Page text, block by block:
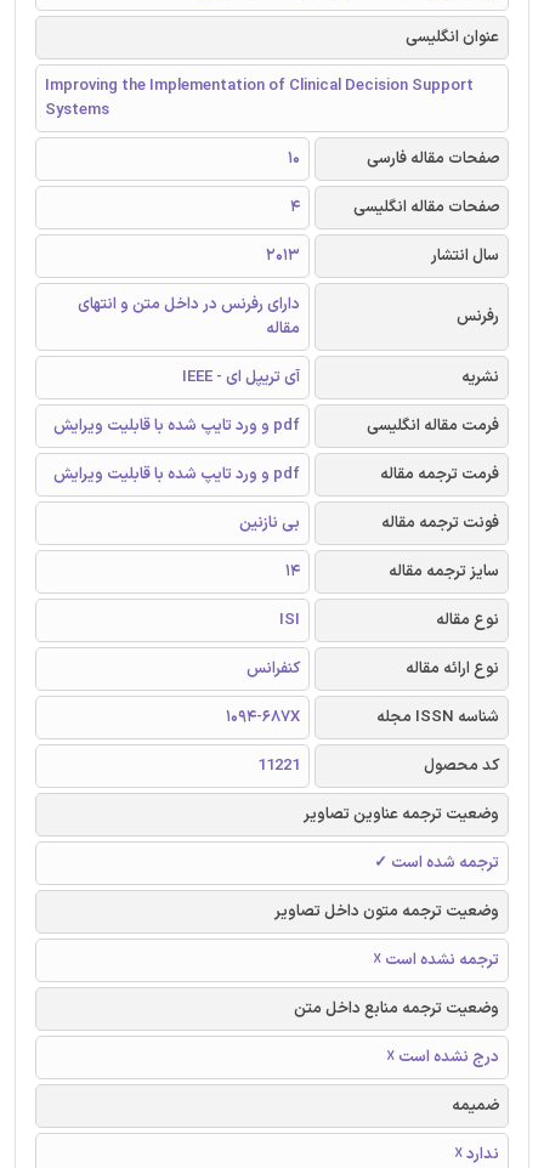
عنوان انگلیسی
Improving the Implementation of Clinical Decision Support
Systems
صفحات مقاله فارسی
10
صفحات مقاله انگلیسی
4
سال انتشار
2013
رفرنس
دارای رفرنس در داخل متن و انتهای
مقاله
نشریه
آی تریپل ای - IEEE
فرمت مقاله انگلیسی
pdf و ورد تایپ شده با قابلیت ویرایش
فرمت ترجمه مقاله
pdf و ورد تایپ شده با قابلیت ویرایش
فونت ترجمه مقاله
بی نازنین
سایز ترجمه مقاله
14
نوع مقاله
ISI
نوع ارائه مقاله
کنفرانس
شناسه ISSN مجله
1094-687X
کد محصول
11221
وضعیت ترجمه عناوین تصاویر
ترجمه شده است ✓
وضعیت ترجمه متون داخل تصاویر
ترجمه نشده است ☓
وضعیت ترجمه منابع داخل متن
درج نشده است ☓
ضمیمه
ندارد ☓